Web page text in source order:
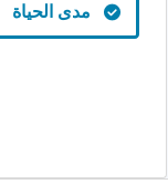
مدى الحياة